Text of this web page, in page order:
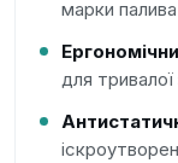
марки
для тривалої